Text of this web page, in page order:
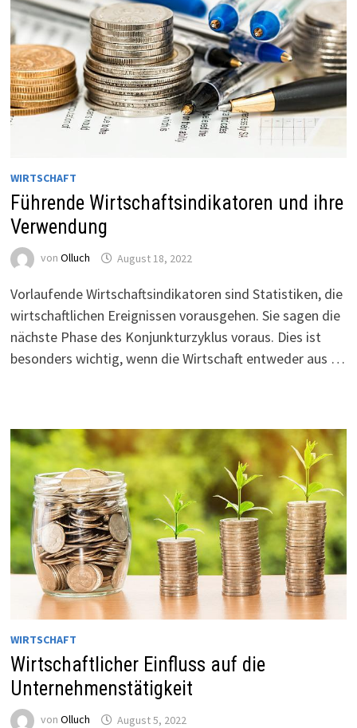
WIRTSCHAFT
Führende Wirtschaftsindikatoren und ihre
Verwendung
von Olluch August 18, 2022
Vorlaufende Wirtschaftsindikatoren sind Statistiken, die
wirtschaftlichen Ereignissen vorausgehen. Sie sagen die
nächste Phase des Konjunkturzyklus voraus. Dies ist
besonders wichtig, wenn die Wirtschaft entweder aus …
WIRTSCHAFT
Wirtschaftlicher Einfluss auf die
Unternehmenstätigkeit
von Olluch August 5, 2022